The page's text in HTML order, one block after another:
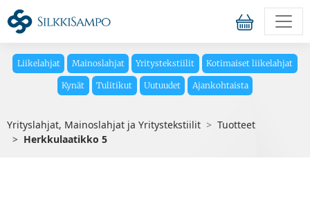
Liikelahjat Mainoslahjat Yritystekstiilit Kotimaiset liikelahjat
Kynät Tulitikut Uutuudet Ajankohtaista
Yrityslahjat, Mainoslahjat ja Yritystekstiilit
Tuotteet
Herkkulaatikko 5